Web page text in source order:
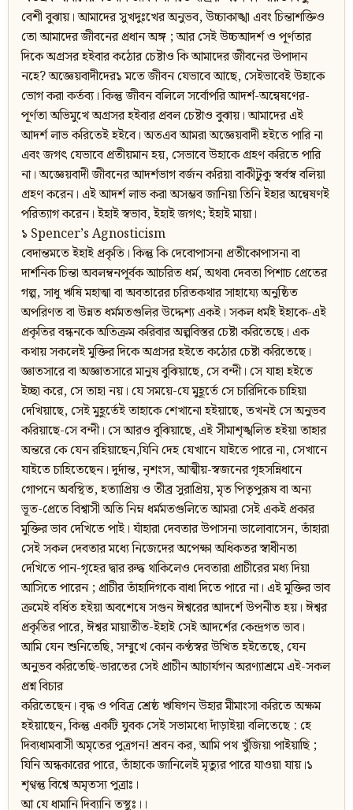
বেশী বুঝায়। আমাদের সুখদুঃখের অনুভব, উচ্চাকাঙ্খা এবং চিন্তাশক্তিও
তো আমাদের জীবনের প্রধান অঙ্গ ; আর সেই উচ্চআদর্শ ও পূর্ণতার
দিকে অগ্রসর হইবার কঠোর চেষ্টাও কি আমাদের জীবনের উপাদান
নহে? অজ্ঞেয়বাদীদের১ মতে জীবন যেভাবে আছে, সেইভাবেই উহাকে
ভোগ করা কর্তব্য। কিন্তু জীবন বলিলে সর্বোপরি আদর্শ-অন্বেষণের-
পূর্ণতা অভিমুখে অগ্রসর হইবার প্রবল চেষ্টাও বুঝায়। আমাদের এই
আদর্শ লাভ করিতেই হইবে। অতএব আমরা অজ্ঞেয়বাদী হইতে পারি না
এবং জগৎ যেভাবে প্রতীয়মান হয়, সেভাবে উহাকে গ্রহণ করিতে পারি
না। অজ্ঞেয়বাদী জীবনের আদর্শভাগ বর্জন করিয়া বাকীটুকু স্বর্বস্ব বলিয়া
গ্রহণ করেন। এই আদর্শ লাভ করা অসম্ভব জানিয়া তিনি ইহার অন্বেষণই
পরিত্যাগ করেন। ইহাই স্বভাব, ইহাই জগৎ; ইহাই মায়া।
১ Spencer’s Agnosticism
বেদান্তমতে ইহাই প্রকৃতি। কিন্তু কি দেবোপাসনা প্রতীকোপাসনা বা
দার্শনিক চিন্তা অবলম্বনপূর্বক আচরিত ধর্ম, অথবা দেবতা পিশাচ প্রেতের
গল্প, সাধু ঋষি মহাত্মা বা অবতারের চরিতকথার সাহায্যে অনুষ্ঠিত
অপরিণত বা উন্নত ধর্মমতগুলির উদ্দেশ্য একই। সকল ধর্মই ইহাকে-এই
প্রকৃতির বন্ধনকে অতিক্রম করিবার অল্পবিস্তর চেষ্টা করিতেছে। এক
কথায় সকলেই মুক্তির দিকে অগ্রসর হইতে কঠোর চেষ্টা করিতেছে।
জ্ঞাতসারে বা অজ্ঞাতসারে মানুষ বুঝিয়াছে, সে বন্দী। সে যাহা হইতে
ইচ্ছা করে, সে তাহা নয়। যে সময়ে-যে মুহূর্তে সে চারিদিকে চাহিয়া
দেখিয়াছে, সেই মুহূর্তেই তাহাকে শেখানো হইয়াছে, তখনই সে অনুভব
করিয়াছে-সে বন্দী। সে আরও বুঝিয়াছে, এই সীমাশৃঙ্খলিত হইয়া তাহার
অন্তরে কে যেন রহিয়াছেন,যিনি দেহ যেখানে যাইতে পারে না, সেখানে
যাইতে চাহিতেছেন। দুর্দান্ত, নৃশংস, আত্মীয়-স্বজনের গৃহসন্নিধানে
গোপনে অবস্থিত, হত্যাপ্রিয় ও তীব্র সুরাপ্রিয়, মৃত পিতৃপুরূষ বা অন্য
ভূত-প্রেতে বিশ্বাসী অতি নিম্ন ধর্মমতগুলিতে আমরা সেই একই প্রকার
মুক্তির ভাব দেখিতে পাই। যাঁহারা দেবতার উপাসনা ভালোবাসেন, তাঁহারা
সেই সকল দেবতার মধ্যে নিজেদের অপেক্ষা অধিকতর স্বাধীনতা
দেখিতে পান-গৃহের দ্বার রুদ্ধ থাকিলেও দেবতারা প্রাচীরের মধ্য দিয়া
আসিতে পারেন ; প্রাচীর তাঁহাদিগকে বাধা দিতে পারে না। এই মুক্তির ভাব
ক্রমেই বর্ধিত হইয়া অবশেষে সগুন ঈশ্বরের আদর্শে উপনীত হয়। ঈশ্বর
প্রকৃতির পারে, ঈশ্বর মায়াতীত-ইহাই সেই আদর্শের কেন্দ্রগত ভাব।
আমি যেন শুনিতেছি, সম্মুখে কোন কণ্ঠস্বর উত্থিত হইতেছে, যেন
অনুভব করিতেছি-ভারতের সেই প্রাচীন আচার্যগন অরণ্যাশ্রমে এই-সকল
প্রশ্ন বিচার
করিতেছেন। বৃদ্ধ ও পবিত্র শ্রেষ্ঠ ঋষিগন উহার মীমাংসা করিতে অক্ষম
হইয়াছেন, কিন্তু একটি যুবক সেই সভামধ্যে দাঁড়াইয়া বলিতেছে : হে
দিব্যধামবাসী অমৃতের পুত্রগন! শ্রবন কর, আমি পথ খুঁজিয়া পাইয়াছি ;
যিনি অন্ধকারের পারে, তাঁহাকে জানিলেই মৃত্যুর পারে যাওয়া যায়।১
শৃণ্বন্তু বিশ্বে অমৃতস্য পুত্রাঃ।
আ যে ধামানি দিব্যানি তস্থুঃ।।